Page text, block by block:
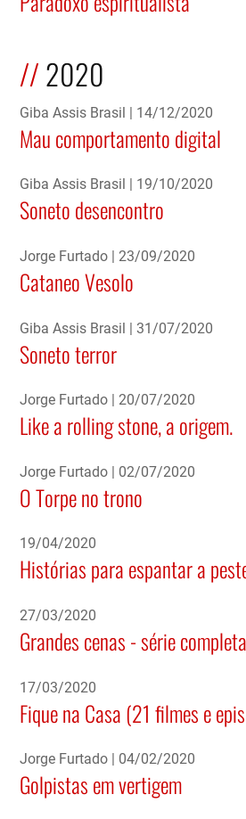
2020
Giba Assis Brasil 14/12/2020
Mau comportamento digital
Giba Assis Brasil 19/10/2020
Soneto desencontro
Jorge Furtado 23/09/2020
Cataneo Vesolo
Giba Assis Brasil 31/07/2020
Soneto terror
Jorge Furtado 20/07/2020
Like a rolling stone, a origem.
Jorge Furtado 02/07/2020
O Torpe no trono
19/04/2020
Histórias para espantar a
27/03/2020
Grandes cenas - série
17/03/2020
Fique na Casa (21 filmes e
Jorge Furtado 04/02/2020
Golpistas em vertigem